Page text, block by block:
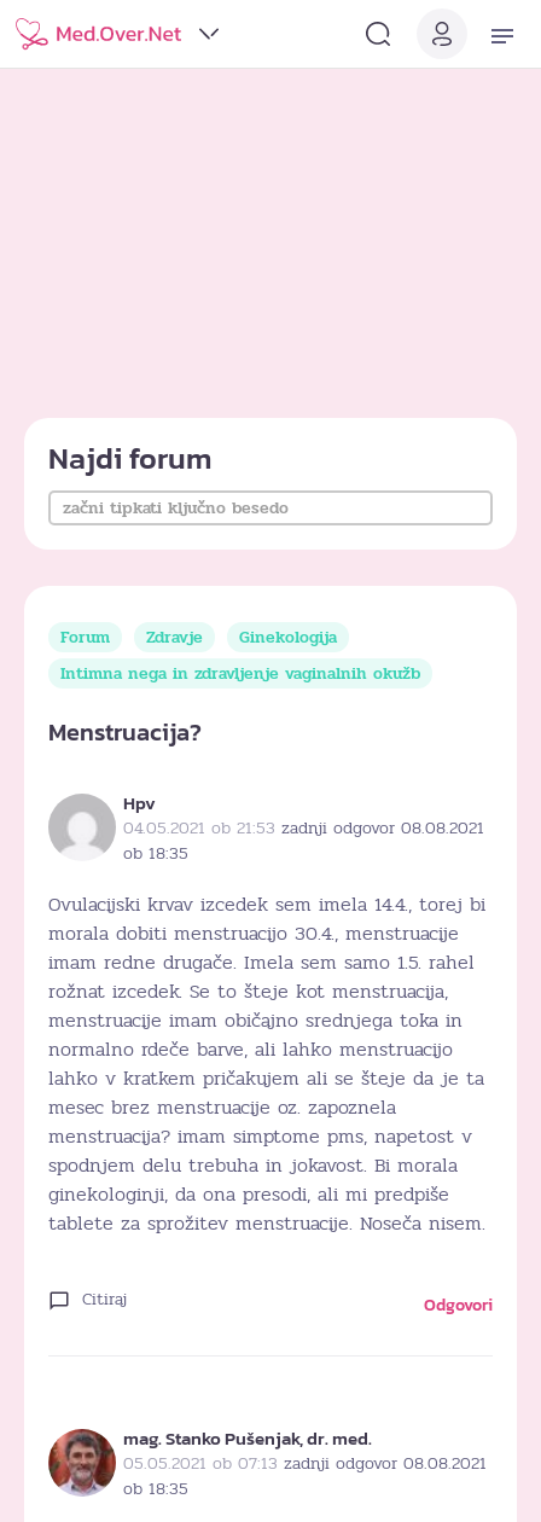
Najdi forum
Forum Zdravje
Ginekologija
Intimna nega in zdravljenje vaginalnih okužb
Menstruacija?
Hpv
04.05.2021 ob 21:53 zadnji odgovor 08.08.2021
ob 18:35
Ovulacijski krvav izcedek sem imela 14.4., torej bi
morala dobiti menstruacijo 30.4., menstruacije
imam redne drugače. Imela sem samo 1.5. rahel
rožnat izcedek. Se to šteje kot menstruacija,
menstruacije imam običajno srednjega toka in
normalno rdeče barve, ali lahko menstruacijo
lahko v kratkem pričakujem ali se šteje da je ta
mesec brez menstruacije oz. zapoznela
menstruacija? imam simptome pms, napetost v
spodnjem delu trebuha in jokavost. Bi morala
ginekologinji, da ona presodi, ali mi predpiše
tablete za sprožitev menstruacije. Noseča nisem.
Citiraj Odgovori
mag. Stanko Pušenjak, dr. med.
05.05.2021 ob 07:13 zadnji odgovor 08.08.2021
ob 18:35